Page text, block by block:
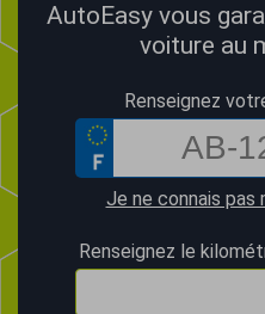
AutoEasy vous
voiture au
Renseignez
Je ne connais pas
Renseignez le